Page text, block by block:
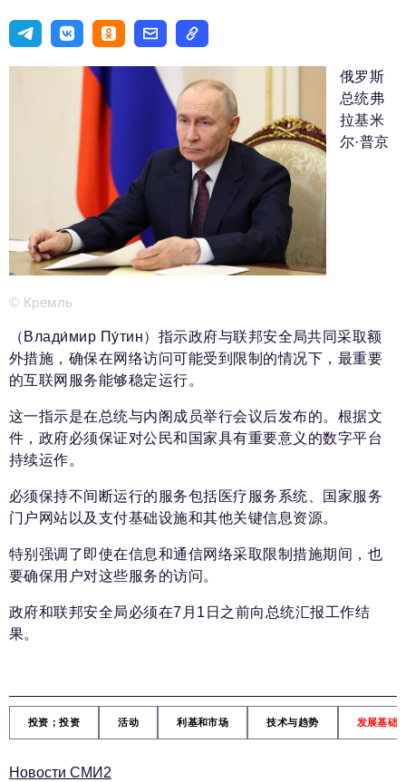
旅游业
编辑部的电话号码: +7 495 727-01-67
编辑电子邮件:
新闻部
info@business-magazine.online
reklama@business-magazine.online
发行部/编辑订阅
podpiska@business-magazine.online
合作伙伴关系部
© Кремль
俄罗斯
总统弗
拉基米
尔·普京
（Влади́мир Пу́тин）指示政府与联邦安全局共同采取额
外措施，确保在网络访问可能受到限制的情况下，最重要
的互联网服务能够稳定运行。
这一指示是在总统与内阁成员举行会议后发布的。根据文
件，政府必须保证对公民和国家具有重要意义的数字平台
持续运作。
必须保持不间断运行的服务包括医疗服务系统、国家服务
门户网站以及支付基础设施和其他关键信息资源。
特别强调了即使在信息和通信网络采取限制措施期间，也
要确保用户对这些服务的访问。
政府和联邦安全局必须在7月1日之前向总统汇报工作结
果。
投资；投资 活动 利基和市场 技术与趋势 发展基础
Новости СМИ2